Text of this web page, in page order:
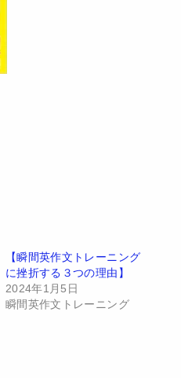
【瞬間英作文トレーニング
に挫折する３つの理由】
2024年1月5日
瞬間英作文トレーニング